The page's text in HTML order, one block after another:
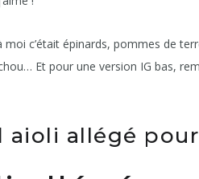
moi c’était épinards, pommes de
Et pour une version IG bas,
aioli allégé